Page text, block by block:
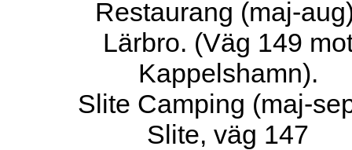
Restaurang (maj-
Lärbro. (Väg 149
Kappelshamn).
Slite Camping (maj-
Slite, väg 147